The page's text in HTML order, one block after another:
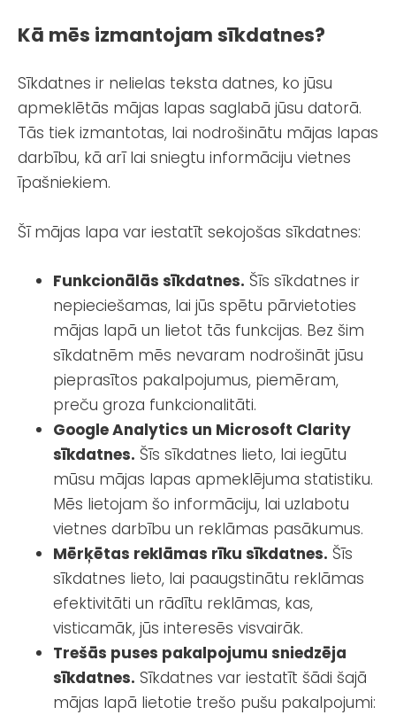
Kā mēs izmantojam sīkdatnes?
Sīkdatnes ir nelielas teksta datnes, ko jūsu
apmeklētās mājas lapas saglabā jūsu datorā.
Tās tiek izmantotas, lai nodrošinātu mājas lapas
darbību, kā arī lai sniegtu informāciju vietnes
īpašniekiem.
Šī mājas lapa var iestatīt sekojošas sīkdatnes:
Funkcionālās sīkdatnes. Šīs sīkdatnes ir
nepieciešamas, lai jūs spētu pārvietoties
mājas lapā un lietot tās funkcijas. Bez šim
sīkdatnēm mēs nevaram nodrošināt jūsu
pieprasītos pakalpojumus, piemēram,
preču groza funkcionalitāti.
Google Analytics un Microsoft Clarity
sīkdatnes. Šīs sīkdatnes lieto, lai iegūtu
mūsu mājas lapas apmeklējuma statistiku.
Mēs lietojam šo informāciju, lai uzlabotu
vietnes darbību un reklāmas pasākumus.
Mērķētas reklāmas rīku sīkdatnes. Šīs
sīkdatnes lieto, lai paaugstinātu reklāmas
efektivitāti un rādītu reklāmas, kas,
visticamāk, jūs interesēs visvairāk.
Trešās puses pakalpojumu sniedzēja
sīkdatnes. Sīkdatnes var iestatīt šādi šajā
mājas lapā lietotie trešo pušu pakalpojumi: